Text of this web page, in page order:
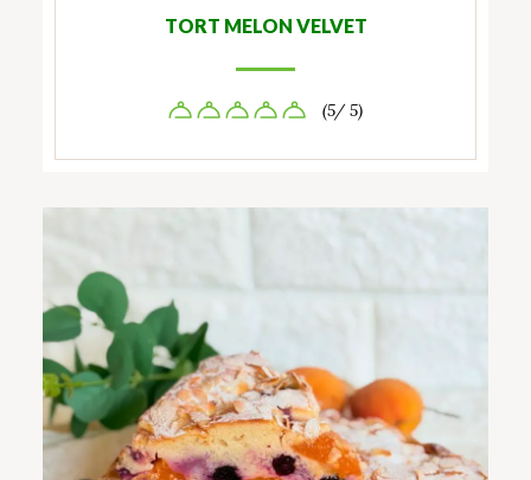
TORT MELON VELVET
(5/ 5)